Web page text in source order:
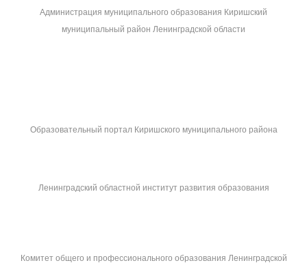
Администрация муниципального образования Киришский
муниципальный район Ленинградской области
Образовательный портал Киришского муниципального района
Ленинградский областной институт развития образования
Комитет общего и профессионального образования Ленинградской